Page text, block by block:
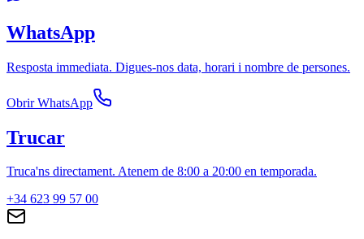
WhatsApp
Resposta immediata. Digues-nos data, horari i nombre de persones.
Obrir WhatsApp
Trucar
Truca'ns directament. Atenem de 8:00 a 20:00 en temporada.
+34 623 99 57 00